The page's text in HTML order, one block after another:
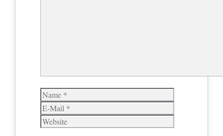
Name
E-
Mail
Website